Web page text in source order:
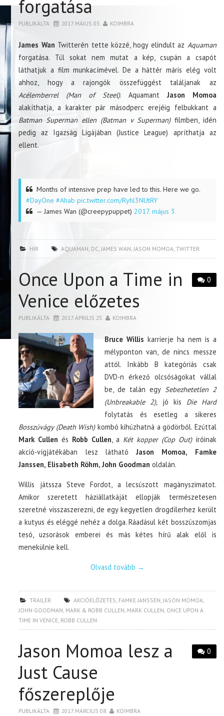
forgatása
PUBLIKÁLTA 2017. MÁJUS 03. KOIMBRA
James Wan Twitterén tette közzé, hogy elindult az Aquaman
forgatása. Túl sokat nem mutat a kép, csupán a csapót
láthatjuk a film munkacímével. De a háttér máris elég volt
ahhoz, hogy a rajongók összefüggést találjanak az
Acélemberrel (Man of Steel). Aquamant Jason Momoa
alakíthatja, a karakter pár másodperc erejéig felbukkant a
Batman Superman ellen (Batman v Superman)filmben, idén
pedig az Igazság Ligájában (Justice League) apríthatja az
ellent.
Months of intensive prep have led to this. Here we go.
#DayOne #Ahab pic.twitter.com/Ryhl3NUtRY
— James Wan (@creepypuppet)2017. május 3.
HÍR AQUAMAN, DC,JAMES WAN,JASON MOMOA,TWITTER
0
Once Upon a Time in
Venice előzetes
PUBLIKÁLTA 2017. ÁPRILIS 25. KOIMBRA
Bruce Willis karrierje ha nem is a
mélyponton van, de nincs messze
attól. Inkább B kategóriás csak
DVD-n érkező olcsóságokat vállal
be, de talán egySebezhetetlen 2
(Unbreakable 2),jó kis Die Hard
folytatás és esetleg a sikeres
Bosszúvágy (Death Wish)kombó kihúzhatná a gödörből. Ezúttal
Mark Cullen és Robb Cullen, a Két kopper (Cop Out)íróinak
akció-vígjátékában lesz látható Jason Momoa, Famke
Janssen, Elisabeth Röhm, John Goodman oldalán.
Willis játssza Steve Fordot, a lecsúszott magányszimatot.
Amikor szeretett háziállatkáját ellopják természetesen
szeretné visszaszerezni, de egy kegyetlen drogdílerhez került
a kutyus és eléggé nehéz a dolga. Ráadásul két bosszúszomjas
tesó, uzsorások emberei és más kétes hírű alak elől is
menekülnie kell.
Olvasd tovább →
TRAILER AKCIÓELŐZETES, FAMKE JANSSEN,JASON MOMOA,
JOHN GOODMAN, MARK & ROBB CULLEN, MARK CULLEN, ONCE UPON A
TIME IN VENICE, ROBB CULLEN
0
Jason Momoa lesz a
Just Cause
főszereplője
PUBLIKÁLTA 2017. MÁRCIUS 08. KOIMBRA